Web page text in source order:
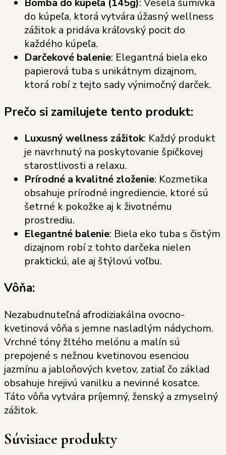
Bomba do kúpeľa (145g): Veselá šumivka
do kúpeľa, ktorá vytvára úžasný wellness
zážitok a pridáva kráľovský pocit do
každého kúpeľa.
Darčekové balenie: Elegantná biela eko
papierová tuba s unikátnym dizajnom,
ktorá robí z tejto sady výnimočný darček.
Prečo si zamilujete tento produkt:
Luxusný wellness zážitok: Každý produkt
je navrhnutý na poskytovanie špičkovej
starostlivosti a relaxu.
Prírodné a kvalitné zloženie: Kozmetika
obsahuje prírodné ingrediencie, ktoré sú
šetrné k pokožke aj k životnému
prostrediu.
Elegantné balenie: Biela eko tuba s čistým
dizajnom robí z tohto darčeka nielen
praktickú, ale aj štýlovú voľbu.
Vôňa:
Nezabudnuteľná afrodiziakálna ovocno-
kvetinová vôňa s jemne nasladlým nádychom.
Vrchné tóny žltého melónu a malín sú
prepojené s nežnou kvetinovou esenciou
jazmínu a jabloňových kvetov, zatiaľ čo základ
obsahuje hrejivú vanilku a nevinné kosatce.
Táto vôňa vytvára príjemný, ženský a zmyselný
zážitok.
Súvisiace produkty